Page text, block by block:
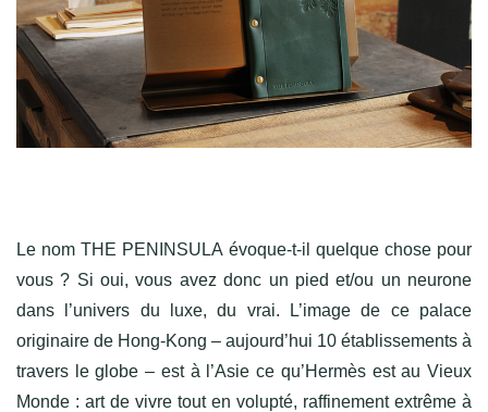
Le nom THE PENINSULA évoque-t-il quelque chose pour
vous ? Si oui, vous avez donc un pied et/ou un neurone
dans l’univers du luxe, du vrai. L’image de ce palace
originaire de Hong-Kong – aujourd’hui 10 établissements à
travers le globe – est à l’Asie ce qu’Hermès est au Vieux
Monde : art de vivre tout en volupté, raffinement extrême à